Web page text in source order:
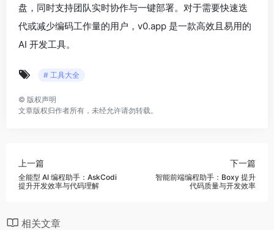
盘，同时支持团队实时协作与一键部署。对于需要快速迭
代或减少编码工作量的用户，v0.app 是一款高效且易用的
AI 开发工具。
# 工具大全
© 版权声明
文章版权归作者所有，未经允许请勿转载。
上一篇
全能型 AI 编程助手：AskCodi
提升开发效率与代码理解
下一篇
智能前端编程助手：Boxy 提升
代码质量与开发效率
相关文章